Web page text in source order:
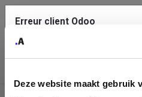
Deze website maakt gebruik
Erreur client Odoo
Une erreur s'est produite